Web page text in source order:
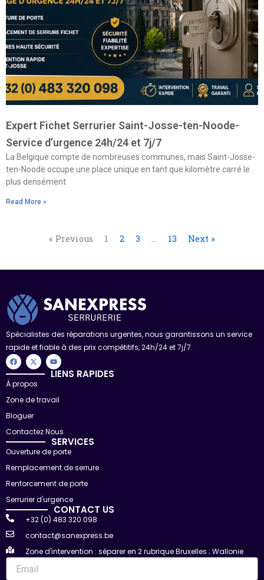
Expert Fichet Serrurier Saint-Josse-ten-Noode-
Service d’urgence 24h/24 et 7j/7
La Belgique compte de nombreuses communes, mais Saint-Josse-
ten-Noode occupe une place unique en tant que kilomètre carré le
plus densément
Read More »
« Previous 1 2 3 … 13 Next »
Spécialistes des réparations urgentes, nous garantissons un service
rapide et fiable à des prix compétitifs, 24h/24 et 7j/7.
F
a
c
b
o
X
-
t
i
t
r
Y
o
u
t
e
LIENS RAPIDES
À propos
Zone de travail
Bloguer
Contactez Nous
SERVICES
Ouverture de porte
Remplacement de serrure
Renforcement de porte
Serrurier d'urgence
CONTACT US
+32 (0) 483 320 098
contact@sanexpress.be
Zone d'intervention : séparer en 2 rubrique Bruxelles ; Wallonie